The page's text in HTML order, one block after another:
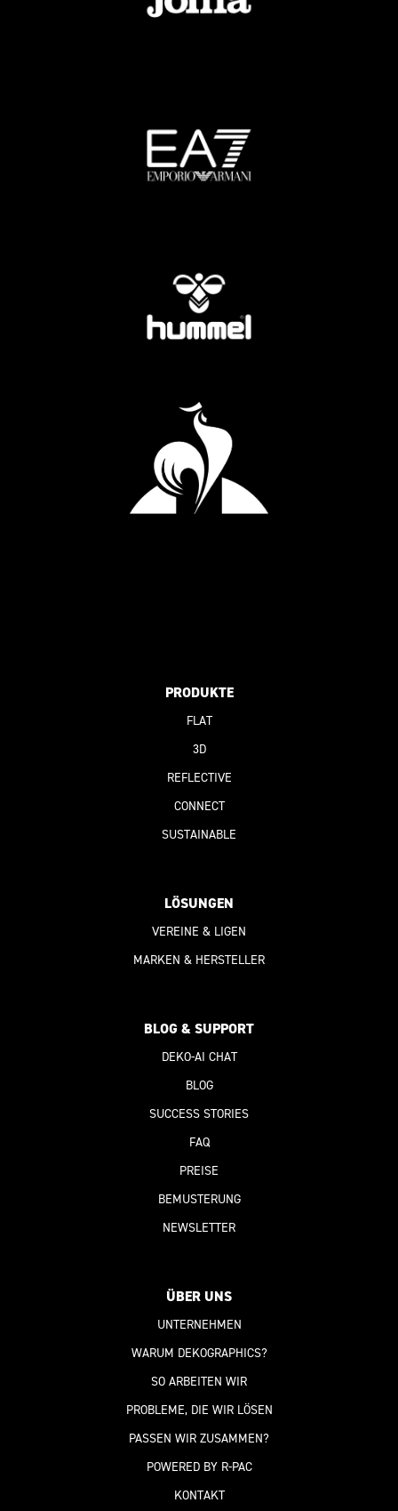
PRODUKTE
FLAT
3D
REFLECTIVE
CONNECT
SUSTAINABLE
LÖSUNGEN
VEREINE & LIGEN
MARKEN & HERSTELLER
BLOG & SUPPORT
DEKO-AI CHAT
BLOG
SUCCESS STORIES
FAQ
PREISE
BEMUSTERUNG
NEWSLETTER
ÜBER UNS
UNTERNEHMEN
WARUM DEKOGRAPHICS?
SO ARBEITEN WIR
PROBLEME, DIE WIR LÖSEN
PASSEN WIR ZUSAMMEN?
POWERED BY R-PAC
KONTAKT